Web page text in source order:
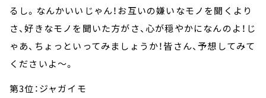
るし。なんかいいじゃん！お互いの嫌いなモノを聞くより
さ、好きなモノを聞いた方がさ、心が穏やかになんのよ！じ
ゃあ、ちょっといってみましょうか！皆さん、予想してみて
くださいよ～。
第3位：ジャガイモ